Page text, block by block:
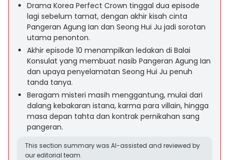
Drama Korea Perfect Crown tinggal dua episode
lagi sebelum tamat, dengan akhir kisah cinta
Pangeran Agung Ian dan Seong Hui Ju jadi sorotan
utama penonton.
Akhir episode 10 menampilkan ledakan di Balai
Konsulat yang membuat nasib Pangeran Agung Ian
dan upaya penyelamatan Seong Hui Ju penuh
tanda tanya.
Beragam misteri masih menggantung, mulai dari
dalang kebakaran istana, karma para villain, hingga
masa depan tahta dan kontrak pernikahan sang
pangeran.
This section summary was AI-assisted and reviewed by
our editorial team.